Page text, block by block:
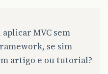
aplicar MVC sem
se sim
artigo e ou tutorial?